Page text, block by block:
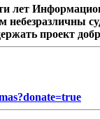
лет
небезразличны
проект